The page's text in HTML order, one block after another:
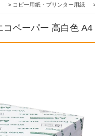
> コピー用紙・プリンター用紙
コペーパー 高白色 A4